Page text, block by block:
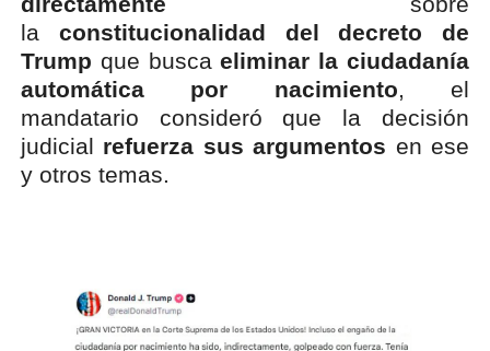
la constitucionalidad del decreto de
Trump que buscaeliminar la ciudadanía
automática por nacimiento, el
mandatario consideró que la decisión
judicial refuerza sus argumentos en ese
y otros temas.